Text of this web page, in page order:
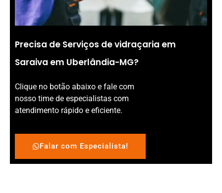
Precisa de Serviços de vidraçaria em
Saraiva em Uberlândia-MG?
Clique no botão abaixo e fale com
nosso time de especialistas com
atendimento rápido e eficiente.
Falar com Especialista!